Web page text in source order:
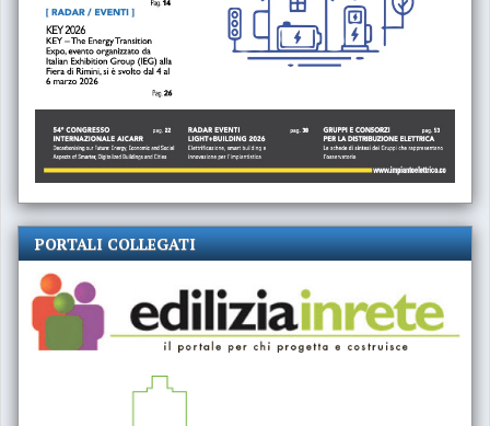
PORTALI COLLEGATI